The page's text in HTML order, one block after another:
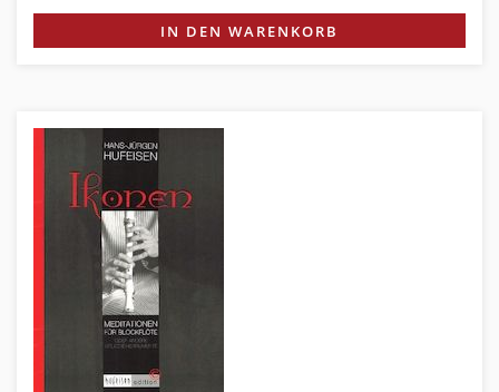
IN DEN WARENKORB